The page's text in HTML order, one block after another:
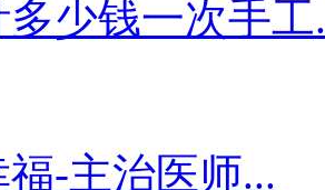
少钱一次手工
福-主治医师...